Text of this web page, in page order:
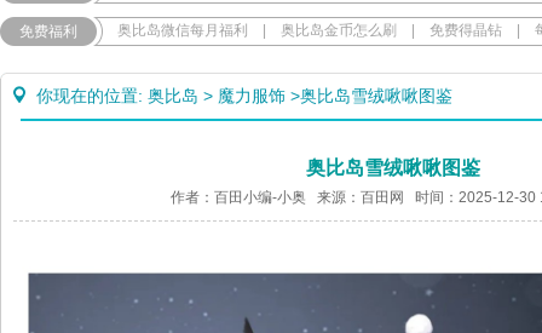
免费福利 奥比岛微信每月福利 奥比岛金币怎么刷 免费得晶钻
你现在的位置: 奥比岛 > 魔力服饰 >奥比岛雪绒啾啾图鉴
奥比岛雪绒啾啾图鉴
作者：百田小编-小奥 来源：百田网 时间：2025-12-